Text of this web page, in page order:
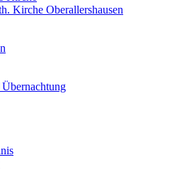
Kirche Oberallershausen